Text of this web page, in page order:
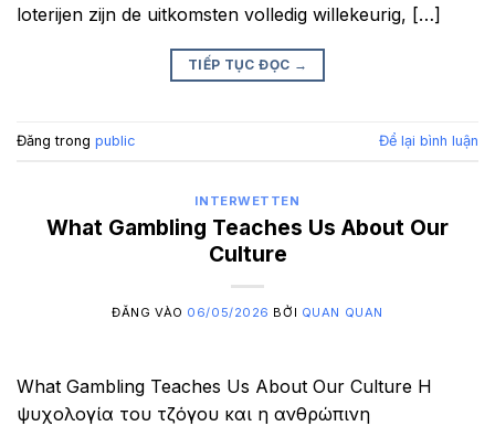
loterijen zijn de uitkomsten volledig willekeurig, […]
TIẾP TỤC ĐỌC →
Đăng trong public Để lại bình luận
INTERWETTEN
What Gambling Teaches Us About Our
Culture
ĐĂNG VÀO 06/05/2026 BỞI QUAN QUAN
What Gambling Teaches Us About Our Culture Η
ψυχολογία του τζόγου και η ανθρώπινη